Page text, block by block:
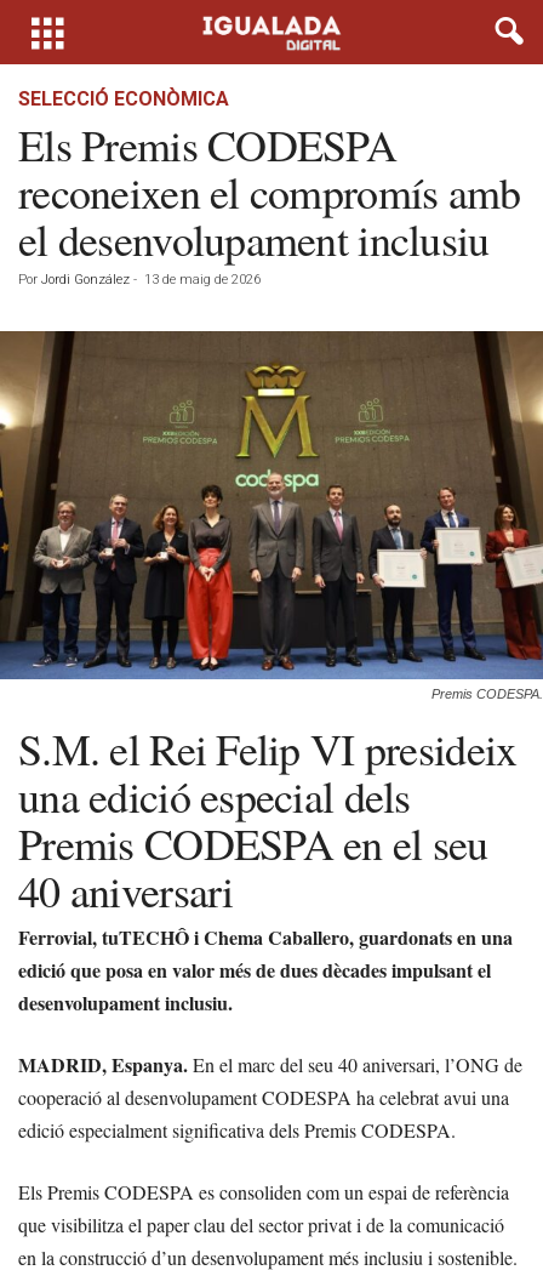
SELECCIÓ ECONÒMICA
Els Premis CODESPA
reconeixen el compromís amb
el desenvolupament inclusiu
Por Jordi González - 13 de maig de 2026
Premis CODESPA.
S.M. el Rei Felip VI presideix
una edició especial dels
Premis CODESPA en el seu
40 aniversari
Ferrovial, tuTECHÔ i Chema Caballero, guardonats en una
edició que posa en valor més de dues dècades impulsant el
desenvolupament inclusiu.
MADRID, Espanya.En el marc del seu 40 aniversari, l’ONG de
cooperació al desenvolupament CODESPA ha celebrat avui una
edició especialment significativa dels Premis CODESPA.
Els Premis CODESPA es consoliden com un espai de referència
que visibilitza el paper clau del sector privat i de la comunicació
en la construcció d’un desenvolupament més inclusiu i sostenible.